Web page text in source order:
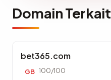
Domain Terkait
bet365.com
GB 100/100